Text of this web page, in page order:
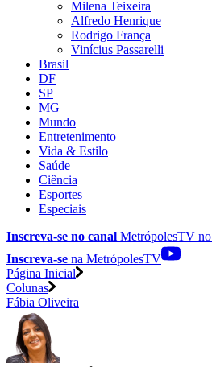
Milena Teixeira
Alfredo Henrique
Rodrigo França
Vinícius Passarelli
Brasil
DF
SP
MG
Mundo
Entretenimento
Vida & Estilo
Saúde
Ciência
Esportes
Especiais
Inscreva-se no canal MetrópolesTV no
Inscreva-se na MetrópolesTV
Página Inicial
Colunas
Fábia Oliveira